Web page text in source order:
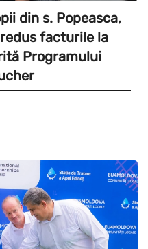
din s. Popeasca,
facturile la
Programului